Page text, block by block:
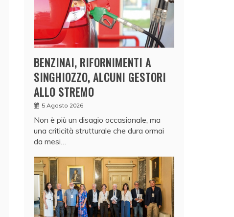
BENZINAI, RIFORNIMENTI A
SINGHIOZZO, ALCUNI GESTORI
ALLO STREMO
5 Agosto 2026
Non è più un disagio occasionale, ma
una criticità strutturale che dura ormai
da mesi…